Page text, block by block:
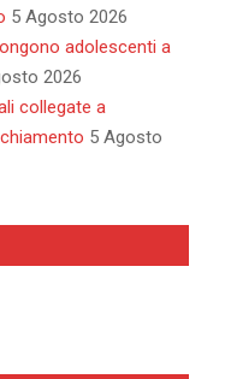
5 Agosto 2026
adolescenti a
2026
collegate a
5 Agosto